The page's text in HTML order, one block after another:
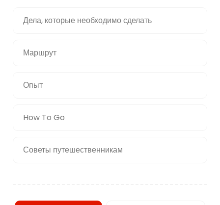
Дела, которые необходимо сделать
Маршрут
Опыт
How To Go
Советы путешественникам